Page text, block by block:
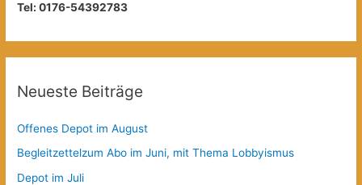
Tel: 0176-54392783
Neueste Beiträge
Offenes Depot im August
Begleitzettelzum Abo im Juni, mit Thema Lobbyismus
Depot im Juli